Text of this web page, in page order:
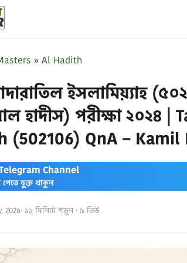
» Al Hadith
ইসলামিয়্যাহ
হাদীস) পরীক্ষা ২০২৪
(502106) QnA –
Channel
যুক্ত থাকুন
2026· ১১ মিনিটে পড়ুন · ৯ ভিউ